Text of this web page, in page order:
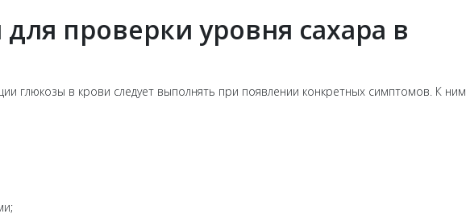
проверки уровня сахара в
глюкозы в крови следует выполнять при появлении конкретных симптомов. К ним